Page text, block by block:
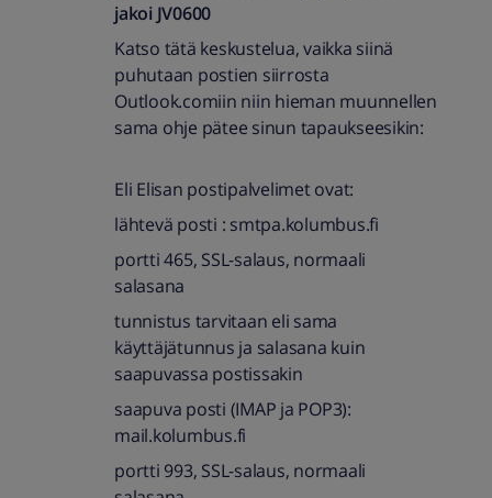
jakoi JV0600
Katso tätä keskustelua, vaikka siinä
puhutaan postien siirrosta
Outlook.comiin niin hieman muunnellen
sama ohje pätee sinun tapaukseesikin:
Eli Elisan postipalvelimet ovat:
lähtevä posti : smtpa.kolumbus.fi
portti 465, SSL-salaus, normaali
salasana
tunnistus tarvitaan eli sama
käyttäjätunnus ja salasana kuin
saapuvassa postissakin
saapuva posti (IMAP ja POP3):
mail.kolumbus.fi
portti 993, SSL-salaus, normaali